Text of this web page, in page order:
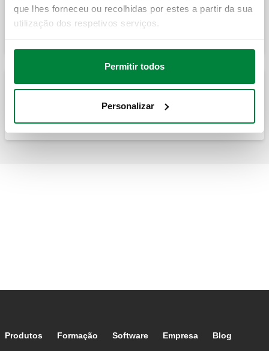
que lhes forneceu ou recolhidas por estes a partir da sua
utilização dos respetivos serviços.
Permitir todos
Personalizar
CALEFFI XF, Filtro magnético de limpeza
automática semi-automático.
Acessórios do filtro.
Footer main navigation
Produtos Formação Software Empresa Blog